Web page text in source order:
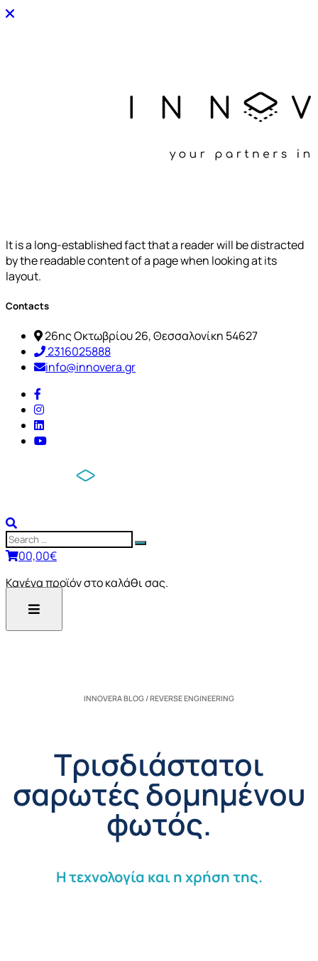
It is a long-established fact that a reader will be distracted
by the readable content of a page when looking at its
layout.
Contacts
26ης Οκτωβρίου 26, Θεσσαλονίκη 54627
2316025888
info@innovera.gr
00,00€
Κανένα προϊόν στο καλάθι σας.
INNOVERA BLOG / REVERSE ENGINEERING
Τρισδιάστατοι
σαρωτές δομημένου
φωτός.
Η τεχνολογία και η χρήση της.